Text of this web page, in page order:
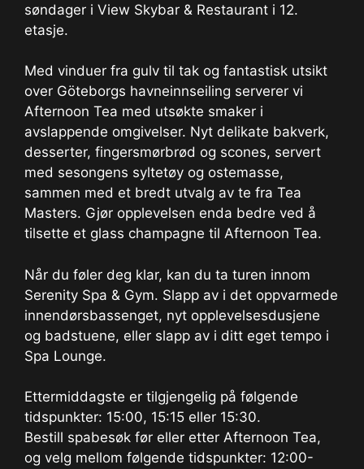
søndager i View Skybar & Restaurant i 12.
etasje.
Med vinduer fra gulv til tak og fantastisk utsikt
over Göteborgs havneinnseiling serverer vi
Afternoon Tea med utsøkte smaker i
avslappende omgivelser. Nyt delikate bakverk,
desserter, fingersmørbrød og scones, servert
med sesongens syltetøy og ostemasse,
sammen med et bredt utvalg av te fra Tea
Masters. Gjør opplevelsen enda bedre ved å
tilsette et glass champagne til Afternoon Tea.
Når du føler deg klar, kan du ta turen innom
Serenity Spa & Gym. Slapp av i det oppvarmede
innendørsbassenget, nyt opplevelsesdusjene
og badstuene, eller slapp av i ditt eget tempo i
Spa Lounge.
Ettermiddagste er tilgjengelig på følgende
tidspunkter: 15:00, 15:15 eller 15:30.
Bestill spabesøk før eller etter Afternoon Tea,
og velg mellom følgende tidspunkter: 12:00-